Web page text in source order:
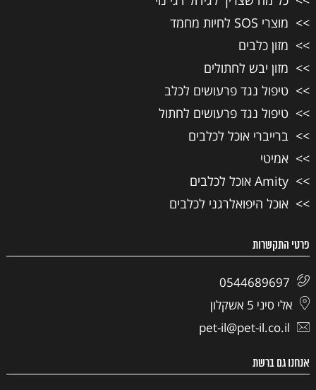
מוצרי SOS לחיות מחמד
מזון כלבים
מזון יבש לחתולים
טיפול נגד פרעושים לכלב
טיפול נגד פרעושים לחתול
ברייברי אוכל לכלבים
אמיטי
Amity אוכל לכלבים
אוכל היפואלרגני לכלבים
פרטי התקשרות
0544689697
אלי סיני 5 אשקלון
pet-il@pet-il.co.il
אנחנו גם ברשת